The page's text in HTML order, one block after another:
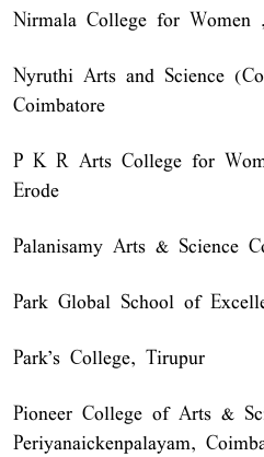
Nirmala College for Women
Nyruthi Arts and Science
Coimbatore
P K R Arts College for
Erode
Palanisamy Arts & Science
Park Global School of
Park's College, Tirupur
Pioneer College of Arts &
Periyanaickenpalayam,